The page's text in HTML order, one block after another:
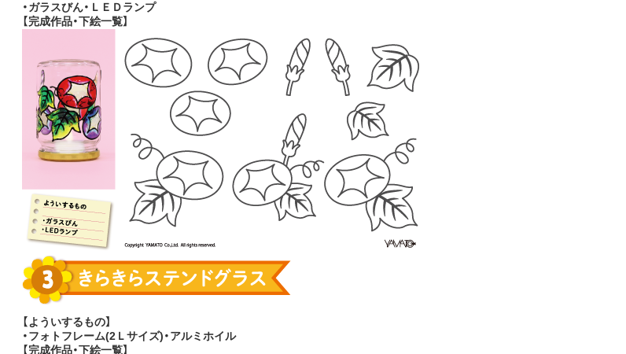
・ガラスびん・ＬＥＤランプ
【完成作品・下絵一覧】
【よういするもの】
・フォトフレーム(2Ｌサイズ)・アルミホイル
【完成作品・下絵一覧】